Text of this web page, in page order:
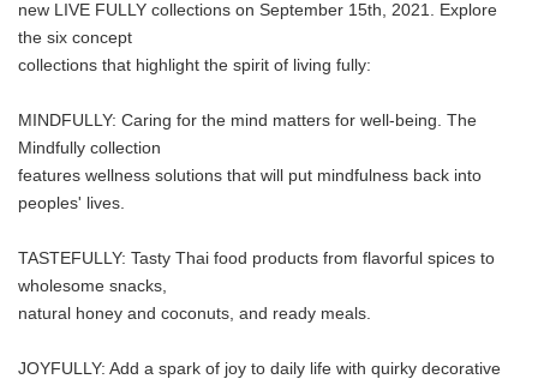
new LIVE FULLY collections on September 15th, 2021. Explore
the six concept
collections that highlight the spirit of living fully:
MINDFULLY: Caring for the mind matters for well-being. The
Mindfully collection
features wellness solutions that will put mindfulness back into
peoples' lives.
TASTEFULLY: Tasty Thai food products from flavorful spices to
wholesome snacks,
natural honey and coconuts, and ready meals.
JOYFULLY: Add a spark of joy to daily life with quirky decorative